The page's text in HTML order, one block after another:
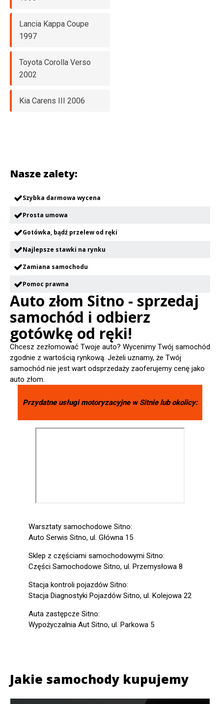
Lancia Kappa Coupe
1997
Toyota Corolla Verso
2002
Kia Carens III 2006
Nasze zalety:
Szybka darmowa wycena
Prosta umowa
Gotówka, bądź przelew od ręki
Najlepsze stawki na rynku
Zamiana samochodu
Pomoc prawna
Auto złom Sitno - sprzedaj
samochód i odbierz
gotówkę od ręki!
Chcesz zezłomować Twoje auto? Wycenimy Twój samochód
zgodnie z wartością rynkową. Jeżeli uznamy, że Twój
samochód nie jest wart odsprzedaży zaoferujemy cenę jako
auto złom.
Przydatne usługi motoryzacyjne wSitnielub okolicy:
Warsztaty samochodowe Sitno:
Auto Serwis Sitno, ul. Główna 15
Sklep z częściami samochodowymi Sitno:
Części Samochodowe Sitno, ul. Przemysłowa 8
Stacja kontroli pojazdów Sitno:
Stacja Diagnostyki Pojazdów Sitno, ul. Kolejowa 22
Auta zastępcze Sitno:
Wypożyczalnia Aut Sitno, ul. Parkowa 5
Jakie samochody kupujemy